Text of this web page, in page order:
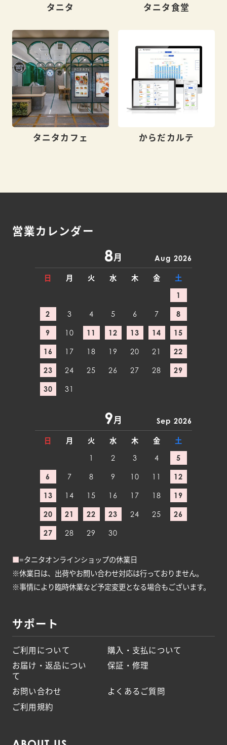
タニタ タニタ食堂
タニタカフェ からだカルテ
営業カレンダー
8月 Aug 2026
日 月 火 水 木 金
土
1
2 3 4 5 6 7 8
9 10 11 12 13 14 15
16 17 18 19 20 21 22
23 24 25 26 27 28 29
30 31
9月 Sep 2026
日 月 火 水 木 金
土
1
2 3 4 5
6 7 8 9 10 11 12
13 14 15 16 17 18 19
20 21 22 23 24 25 26
27 28 29 30
■=タニタオンラインショップの休業日
※休業日は、出荷やお問い合わせ対応は行っておりません。
※事情により臨時休業など予定変更となる場合もございます。
サポート
ご利用について
購入・支払について
お届け・返品につい
て
保証・修理
お問い合わせ
よくあるご質問
ご利用規約